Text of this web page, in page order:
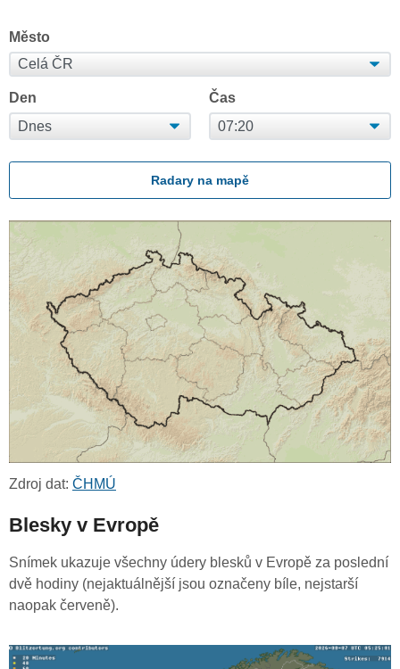
Město
Den Čas
Radary na mapě
Zdroj dat: ČHMÚ
Blesky v Evropě
Snímek ukazuje všechny údery blesků v Evropě za poslední
dvě hodiny (nejaktuálnější jsou označeny bíle, nejstarší
naopak červeně).